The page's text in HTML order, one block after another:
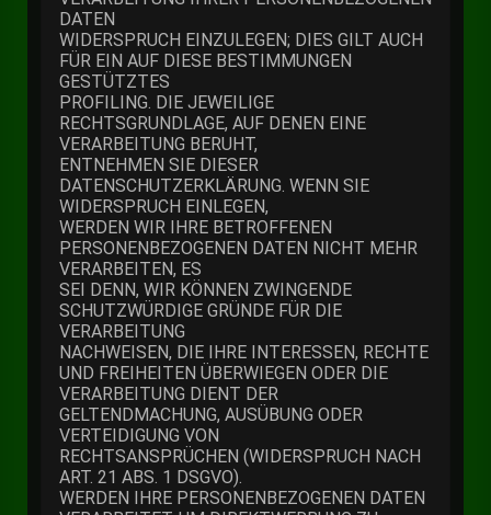
DATEN
WIDERSPRUCH EINZULEGEN; DIES GILT AUCH
FÜR EIN AUF DIESE BESTIMMUNGEN
GESTÜTZTES
PROFILING. DIE JEWEILIGE
RECHTSGRUNDLAGE, AUF DENEN EINE
VERARBEITUNG BERUHT,
ENTNEHMEN SIE DIESER
DATENSCHUTZERKLÄRUNG. WENN SIE
WIDERSPRUCH EINLEGEN,
WERDEN WIR IHRE BETROFFENEN
PERSONENBEZOGENEN DATEN NICHT MEHR
VERARBEITEN, ES
SEI DENN, WIR KÖNNEN ZWINGENDE
SCHUTZWÜRDIGE GRÜNDE FÜR DIE
VERARBEITUNG
NACHWEISEN, DIE IHRE INTERESSEN, RECHTE
UND FREIHEITEN ÜBERWIEGEN ODER DIE
VERARBEITUNG DIENT DER
GELTENDMACHUNG, AUSÜBUNG ODER
VERTEIDIGUNG VON
RECHTSANSPRÜCHEN (WIDERSPRUCH NACH
ART. 21 ABS. 1 DSGVO).
WERDEN IHRE PERSONENBEZOGENEN DATEN